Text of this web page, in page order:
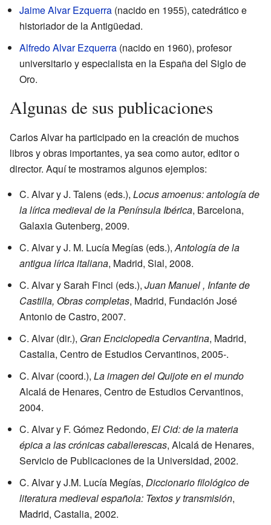
Jaime Alvar Ezquerra (nacido en 1955), catedrático e
historiador de la Antigüedad.
Alfredo Alvar Ezquerra (nacido en 1960), profesor
universitario y especialista en la España del Siglo de
Oro.
Algunas de sus publicaciones
Carlos Alvar ha participado en la creación de muchos
libros y obras importantes, ya sea como autor, editor o
director. Aquí te mostramos algunos ejemplos:
C. Alvar y J. Talens (eds.), Locus amoenus: antología de
la lírica medieval de la Península Ibérica, Barcelona,
Galaxia Gutenberg, 2009.
C. Alvar y J. M. Lucía Megías (eds.),Antología de la
antigua lírica italiana, Madrid, Sial, 2008.
C. Alvar y Sarah Finci (eds.), Juan Manuel , Infante de
Castilla, Obras completas, Madrid, Fundación José
Antonio de Castro, 2007.
C. Alvar (dir.), Gran Enciclopedia Cervantina, Madrid,
Castalia, Centro de Estudios Cervantinos, 2005-.
C. Alvar (coord.), La imagen del Quijote en el mundo
Alcalá de Henares, Centro de Estudios Cervantinos,
2004.
C. Alvar y F. Gómez Redondo, El Cid: de la materia
épica a las crónicas caballerescas, Alcalá de Henares,
Servicio de Publicaciones de la Universidad, 2002.
C. Alvar y J.M. Lucía Megías, Diccionario filológico de
literatura medieval española: Textos y transmisión,
Madrid, Castalia, 2002.